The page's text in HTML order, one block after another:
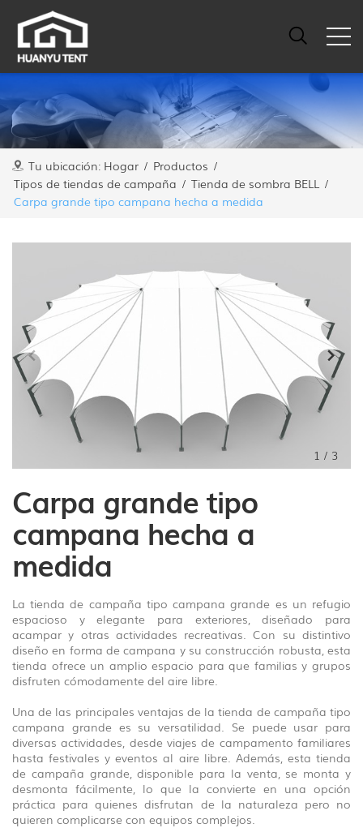
Tu ubicación: Hogar / Productos /
Tipos de tiendas de campaña / Tienda de sombra BELL /
Carpa grande tipo campana hecha a medida
Carpa grande tipo
campana hecha a
medida
La tienda de campaña tipo campana grande es un refugio
espacioso y elegante para exteriores, diseñado para
acampar y otras actividades recreativas. Con su distintivo
diseño en forma de campana y su construcción robusta, esta
tienda ofrece un amplio espacio para que familias y grupos
disfruten cómodamente del aire libre.
Una de las principales ventajas de la tienda de campaña tipo
campana grande es su versatilidad. Se puede usar para
diversas actividades, desde viajes de campamento familiares
hasta festivales y eventos al aire libre. Además, esta tienda
de campaña grande, disponible para la venta, se monta y
desmonta fácilmente, lo que la convierte en una opción
práctica para quienes disfrutan de la naturaleza pero no
quieren complicarse con equipos complejos.
1 / 3